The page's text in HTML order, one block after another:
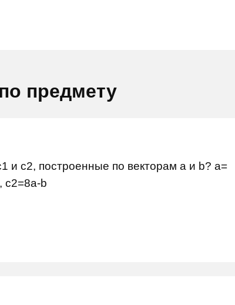
предмету
и с2, построенные по векторам а и b? а=
c2=8a-b